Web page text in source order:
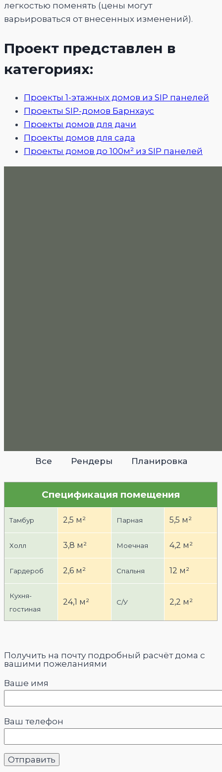
легкостью поменять (цены могут
варьироваться от внесенных изменений).
Проект представлен в
категориях:
Проекты 1-этажных домов из SIP панелей
Проекты SIP-домов Барнхаус
Проекты домов для дачи
Проекты домов для сада
Проекты домов до 100м² из SIP панелей
Все Рендеры Планировка
фасад 1
фасад 2
план1
Plan_1
Спецификация помещения
Тамбур 2,5 м² Парная 5,5 м²
Холл 3,8 м² Моечная 4,2 м²
Гардероб 2,6 м² Спальня 12 м²
Кухня-
гостиная
24,1 м² С/У 2,2 м²
Получить на почту подробный расчёт дома с
вашими пожеланиями
Ваше имя
Ваш телефон